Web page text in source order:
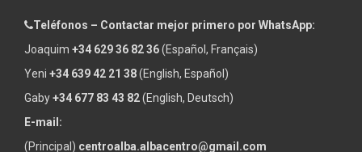
Teléfonos – Contactar mejor primero por WhatsApp:
Joaquim +34 629 36 82 36(Español, Français)
Yeni +34 639 42 21 38(English, Español)
Gaby+34 677 83 43 82(English, Deutsch)
E-mail:
(Principal) centroalba.albacentro@gmail.com